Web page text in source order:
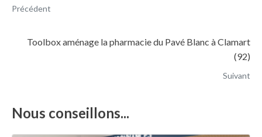
Précédent
Toolbox aménage la pharmacie du Pavé Blanc à Clamart
(92)
Suivant
Nous conseillons...